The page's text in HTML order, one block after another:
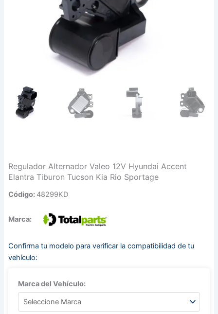
Regulador Alternador Valeo 12V Hyundai Accent
Elantra Tiburon Tucson Kia Rio Sportage
Código: 48299KD
Marca:
Confirma tu modelo para verificar la compatibilidad de tu
vehículo:
Marca del Vehículo: